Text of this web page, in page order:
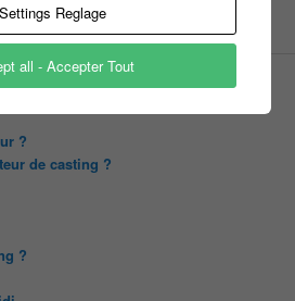
?
de casting ?
?
Settings Reglage
all - Accepter Tout